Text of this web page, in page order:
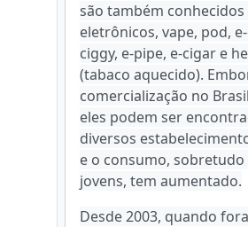
são também
eletrônicos, vape, pod,
ciggy, e-pipe, e-cigar e
(tabaco aquecido).
comercialização no
eles podem ser
diversos
e o consumo,
jovens, tem aumentado.
Desde 2003, quando